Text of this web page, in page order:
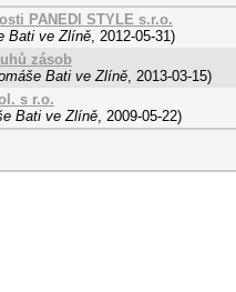
PANEDI STYLE s.r.o.
Bati ve Zlíně, 2012-05-31)
zásob
Bati ve Zlíně, 2013-03-15)
s r.o.
Bati ve Zlíně, 2009-05-22)